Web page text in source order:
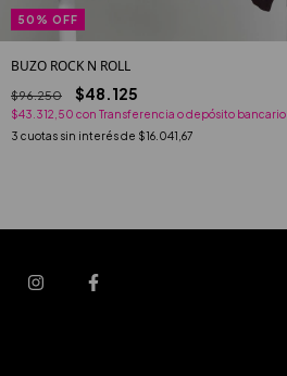
50 % OFF
BUZO ROCK N ROLL
$96.250 $48.125
$43.312,50 con Transferencia o depósito bancario
3 cuotas sin interés de $16.041,67